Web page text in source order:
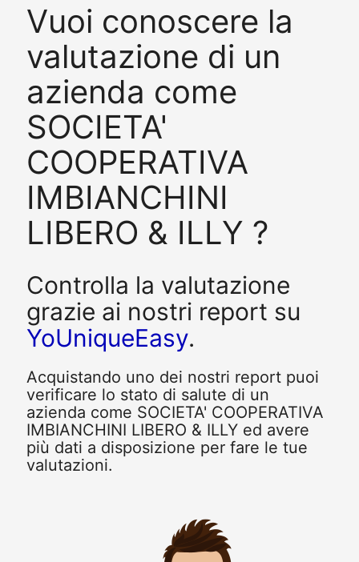
Vuoi conoscere la
valutazione di un
azienda come
SOCIETA'
COOPERATIVA
IMBIANCHINI
LIBERO & ILLY ?
Controlla la valutazione
grazie ai nostri report su
YoUniqueEasy.
Acquistando uno dei nostri report puoi
verificare lo stato di salute di un
azienda come SOCIETA' COOPERATIVA
IMBIANCHINI LIBERO & ILLY ed avere
più dati a disposizione per fare le tue
valutazioni.